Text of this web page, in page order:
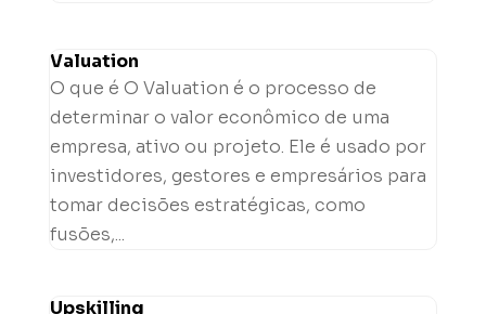
Valuation
O que é O Valuation é o processo de
determinar o valor econômico de uma
empresa, ativo ou projeto. Ele é usado por
investidores, gestores e empresários para
tomar decisões estratégicas, como
fusões,...
Upskilling